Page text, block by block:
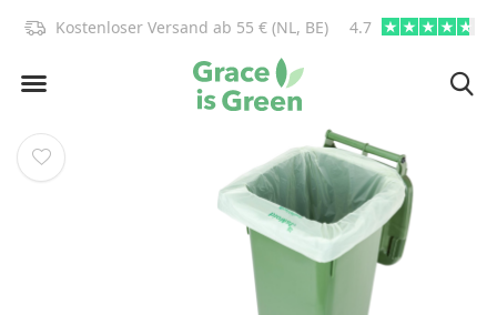
Kostenloser Versand ab 55 € (NL, BE) 4.7